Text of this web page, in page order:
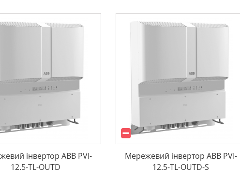
інвертор ABB PVI-
12.5-TL-OUTD
Мережевий інвертор ABB PVI-
12.5-TL-OUTD-S